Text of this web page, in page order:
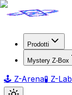
Prodotti
Mystery Z-Box
🕹️ Z-Arena🧪 Z-Lab